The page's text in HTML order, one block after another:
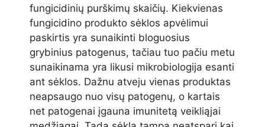
fungicidinių purškimų skaičių. Kiekvienas
fungicidino produkto sėklos apvėlimui
paskirtis yra sunaikinti bloguosius
grybinius patogenus, tačiau tuo pačiu metu
sunaikinama yra likusi mikrobiologija esanti
ant sėklos. Dažnu atveju vienas produktas
neapsaugo nuo visų patogenų, o kartais
net patogenai įgauna imunitetą veikliąjai